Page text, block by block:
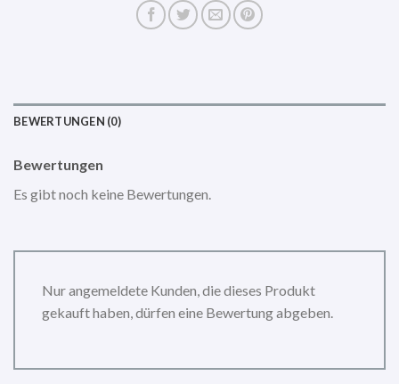
BEWERTUNGEN (0)
Bewertungen
Es gibt noch keine Bewertungen.
Nur angemeldete Kunden, die dieses Produkt
gekauft haben, dürfen eine Bewertung abgeben.